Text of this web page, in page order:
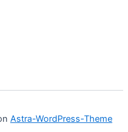
Astra-WordPress-Theme